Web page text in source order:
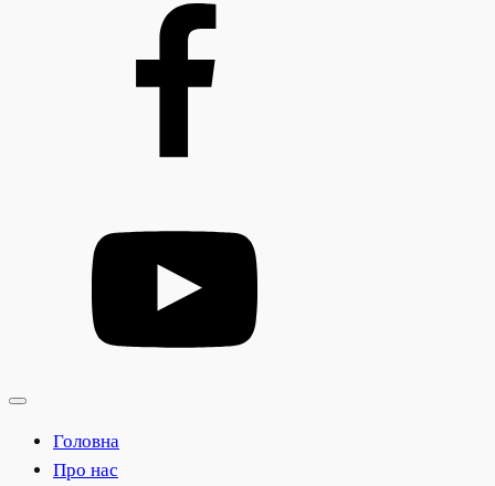
Головна
Про нас